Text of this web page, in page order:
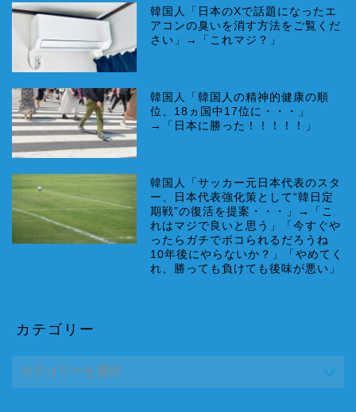
韓国人「日本のXで話題になったエ
アコンの臭いを消す方法をご覧くだ
さい」→「これマジ？」
韓国人「韓国人の精神的健康の順
位、18ヵ国中17位に・・・」
→「日本に勝った！！！！！」
韓国人「サッカー元日本代表のスタ
ー、日本代表強化策として“韓日定
期戦”の復活を提案・・・」→「こ
れはマジで良いと思う」「今すぐや
ったらガチでボコられるだろうね
10年後にやらないか？」「やめてく
れ、勝っても負けても後味が悪い」
カテゴリー